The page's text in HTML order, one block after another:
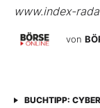
www.index-
von
BUCHTIPP: